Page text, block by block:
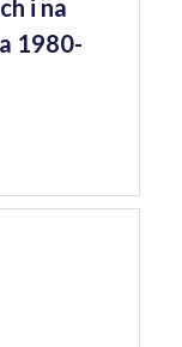
i na
1980-